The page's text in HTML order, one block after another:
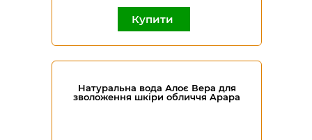
Купити
Натуральна вода Алоє Вера для
зволоження шкіри обличчя Apapa